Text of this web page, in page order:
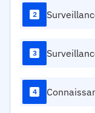
2
3
4